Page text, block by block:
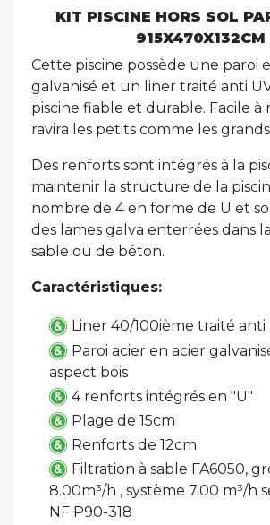
KIT PISCINE HORS SOL
915X470X132CM
Cette piscine possède une paroi
galvanisé et un liner traité anti
piscine fiable et durable. Facile à
ravira les petits comme les
Des renforts sont intégrés à la
maintenir la structure de la
nombre de 4 en forme de U et
des lames galva enterrées dans
sable ou de béton.
Caractéristiques:
Liner 40/100ième traité anti
Paroi acier en acier
aspect bois
4 renforts intégrés en "U"
Plage de 15cm
Renforts de 12cm
Filtration à sable FA6050,
8.00m³/h , système 7.00 m³/h
NF P90-318